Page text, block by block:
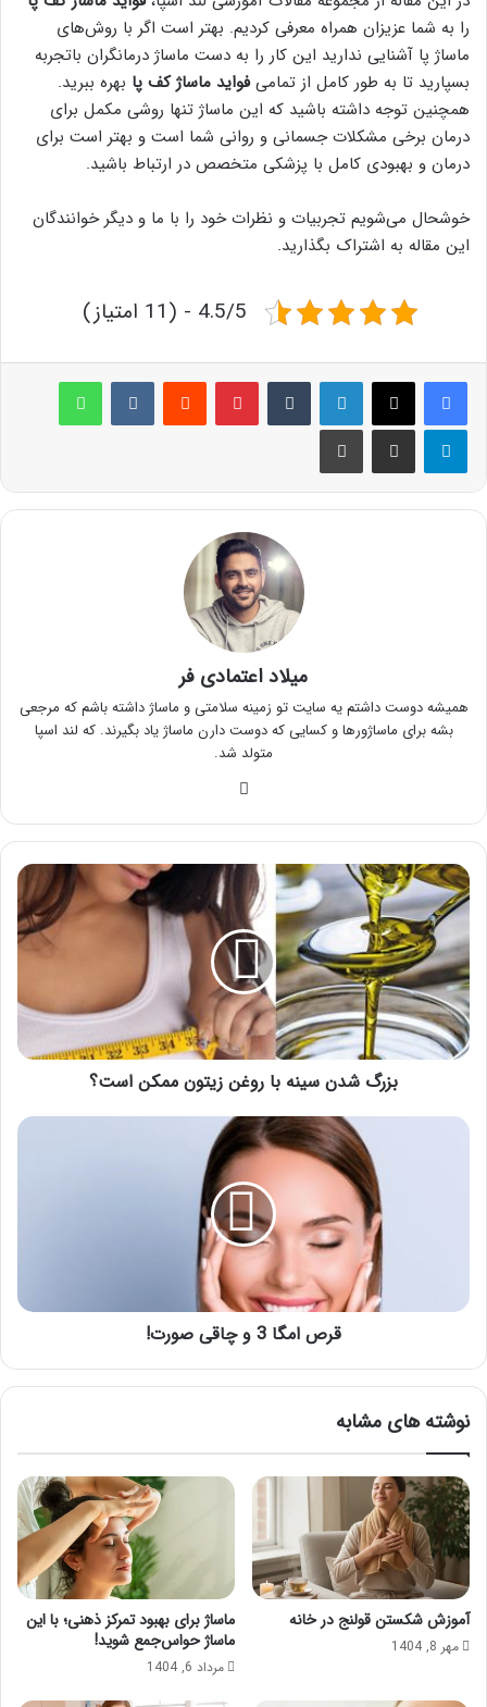
را به شما عزیزان همراه معرفی کردیم. بهتر است اگر با روش‌های
ماساژ پا آشنایی ندارید این کار را به دست ماساژ درمانگران باتجربه
بسپارید تا به طور کامل از تمامیفواید ماساژ کف پا بهره ببرید.
همچنین توجه داشته باشید که این ماساژ تنها روشی مکمل برای
درمان برخی مشکلات جسمانی و روانی شما است و بهتر است برای
درمان و بهبودی کامل با پزشکی متخصص در ارتباط باشید.
خوشحال می‌شویم تجربیات و نظرات خود را با ما و دیگر خوانندگان
این مقاله به اشتراک بگذارید.
4.5/5 - (11 امتیاز)
لینکدین ‫تامبلر پینترست‫رددیت ‫VKontakteواتس آپ
تلگرام اشتراک گذاری از طریق ایمیل چاپ
میلاد اعتمادی فر
همیشه دوست داشتم یه سایت تو زمینه سلامتی و ماساژ داشته باشم که مرجعی
بشه برای ماساژورها و کسایی که دوست دارن ماساژ یاد بگیرند. که لند اسپا
متولد شد.
بزرگ
شدن
سینه
با
روغن
زیتون
ممکن
است؟
بزرگ شدن سینه با روغن زیتون ممکن است؟
قرص
قرص امگا 3 و چاقی صورت!
نوشته های مشابه
آموزش شکستن قولنج در خانه
مهر 8, 1404
ماساژ برای بهبود تمرکز ذهنی؛ با این
ماساژ حواس‌جمع شوید!
مرداد 6, 1404